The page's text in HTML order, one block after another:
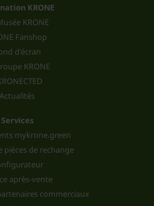
KRONE
KRONE
Fanshop
d'écran
KRONE
Actualités
Services
mykrone.green
pièces de rechange
après-vente
commerciaux